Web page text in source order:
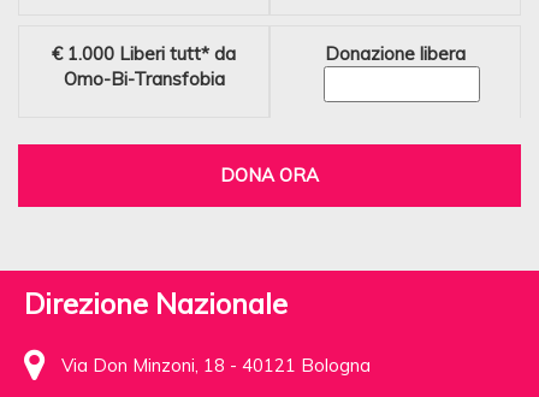
€ 1.000 Liberi tutt* da
Omo-Bi-Transfobia
Donazione libera
DONA ORA
Direzione Nazionale
Via Don Minzoni, 18 - 40121 Bologna